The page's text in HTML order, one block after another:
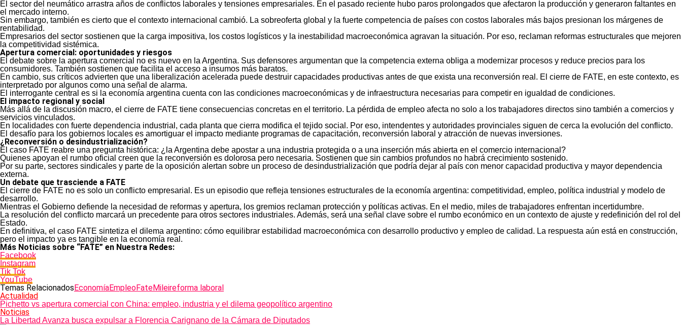
El sector del neumático arrastra años de conflictos laborales y tensiones empresariales. En el pasado reciente hubo paros prolongados que afectaron la producción y generaron faltantes en
el mercado interno.
Sin embargo, también es cierto que el contexto internacional cambió. La sobreoferta global y la fuerte competencia de países con costos laborales más bajos presionan los márgenes de
rentabilidad.
Empresarios del sector sostienen que la carga impositiva, los costos logísticos y la inestabilidad macroeconómica agravan la situación. Por eso, reclaman reformas estructurales que mejoren
la competitividad sistémica.
Apertura comercial: oportunidades y riesgos
El debate sobre la apertura comercial no es nuevo en la Argentina. Sus defensores argumentan que la competencia externa obliga a modernizar procesos y reduce precios para los
consumidores. También sostienen que facilita el acceso a insumos más baratos.
En cambio, sus críticos advierten que una liberalización acelerada puede destruir capacidades productivas antes de que exista una reconversión real. El cierre de FATE, en este contexto, es
interpretado por algunos como una señal de alarma.
El interrogante central es si la economía argentina cuenta con las condiciones macroeconómicas y de infraestructura necesarias para competir en igualdad de condiciones.
El impacto regional y social
Más allá de la discusión macro, el cierre de FATE tiene consecuencias concretas en el territorio. La pérdida de empleo afecta no solo a los trabajadores directos sino también a comercios y
servicios vinculados.
En localidades con fuerte dependencia industrial, cada planta que cierra modifica el tejido social. Por eso, intendentes y autoridades provinciales siguen de cerca la evolución del conflicto.
El desafío para los gobiernos locales es amortiguar el impacto mediante programas de capacitación, reconversión laboral y atracción de nuevas inversiones.
¿Reconversión o desindustrialización?
El caso FATE reabre una pregunta histórica: ¿la Argentina debe apostar a una industria protegida o a una inserción más abierta en el comercio internacional?
Quienes apoyan el rumbo oficial creen que la reconversión es dolorosa pero necesaria. Sostienen que sin cambios profundos no habrá crecimiento sostenido.
Por su parte, sectores sindicales y parte de la oposición alertan sobre un proceso de desindustrialización que podría dejar al país con menor capacidad productiva y mayor dependencia
externa.
Un debate que trasciende a FATE
El cierre de FATE no es solo un conflicto empresarial. Es un episodio que refleja tensiones estructurales de la economía argentina: competitividad, empleo, política industrial y modelo de
desarrollo.
Mientras el Gobierno defiende la necesidad de reformas y apertura, los gremios reclaman protección y políticas activas. En el medio, miles de trabajadores enfrentan incertidumbre.
La resolución del conflicto marcará un precedente para otros sectores industriales. Además, será una señal clave sobre el rumbo económico en un contexto de ajuste y redefinición del rol del
Estado.
En definitiva, el caso FATE sintetiza el dilema argentino: cómo equilibrar estabilidad macroeconómica con desarrollo productivo y empleo de calidad. La respuesta aún está en construcción,
pero el impacto ya es tangible en la economía real.
Más Noticias sobre “FATE” en Nuestra Redes:
Facebook
Instagram
Tik Tok
YouTube
Temas RelacionadosEconomíaEmpleoFateMileireforma laboral
Actualidad
Pichetto vs apertura comercial con China: empleo, industria y el dilema geopolítico argentino
Noticias
La Libertad Avanza busca expulsar a Florencia Carignano de la Cámara de Diputados